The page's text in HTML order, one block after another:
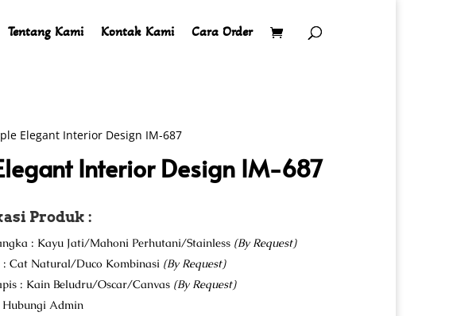
Tentang Kami Kontak Kami Cara Order
Elegant Interior Design IM-687
Interior Design IM-687
Produk :
: Kayu Jati/Mahoni Perhutani/Stainless (By Request)
: Cat Natural/Duco Kombinasi (By Request)
: Kain Beludru/Oscar/Canvas (By Request)
Admin